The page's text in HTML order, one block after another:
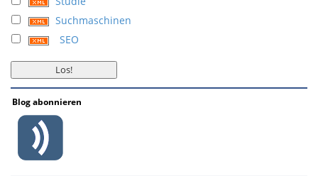
Suchmaschinen
SEO
Blog abonnieren